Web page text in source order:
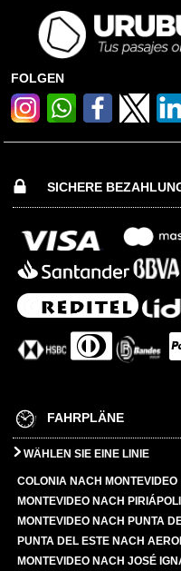
FOLGEN
SICHERE
FAHRPLÄNE
WÄHLEN SIE EINE LINIE
COLONIA NACH MONTEVIDEO
MONTEVIDEO NACH
MONTEVIDEO NACH PUNTA
PUNTA DEL ESTE NACH
MONTEVIDEO NACH JOSÉ